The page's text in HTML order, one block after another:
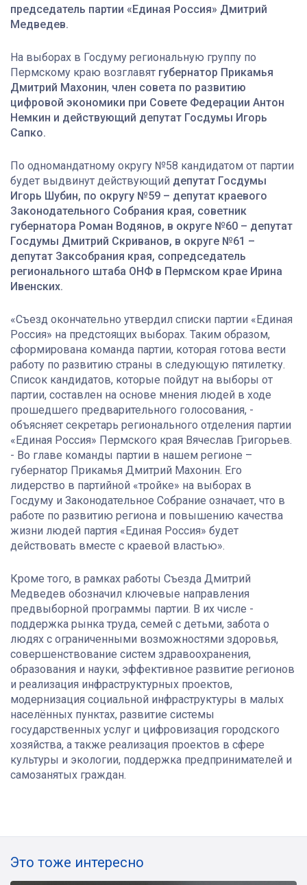
председатель партии «Единая Россия» Дмитрий
Медведев.
На выборах в Госдуму региональную группу по
Пермскому краю возглавят губернатор Прикамья
Дмитрий Махонин, член совета по развитию
цифровой экономики при Совете Федерации Антон
Немкин и действующий депутат Госдумы Игорь
Сапко.
По одномандатному округу №58 кандидатом от партии
будет выдвинут действующий депутат Госдумы
Игорь Шубин, по округу №59 – депутат краевого
Законодательного Собрания края, советник
губернатора Роман Водянов, в округе №60 – депутат
Госдумы Дмитрий Скриванов, в округе №61 –
депутат Заксобрания края, сопредседатель
регионального штаба ОНФ в Пермском крае Ирина
Ивенских.
«Съезд окончательно утвердил списки партии «Единая
Россия» на предстоящих выборах. Таким образом,
сформирована команда партии, которая готова вести
работу по развитию страны в следующую пятилетку.
Список кандидатов, которые пойдут на выборы от
партии, составлен на основе мнения людей в ходе
прошедшего предварительного голосования, -
объясняет секретарь регионального отделения партии
«Единая Россия» Пермского края Вячеслав Григорьев.
- Во главе команды партии в нашем регионе –
губернатор Прикамья Дмитрий Махонин. Его
лидерство в партийной «тройке» на выборах в
Госдуму и Законодательное Собрание означает, что в
работе по развитию региона и повышению качества
жизни людей партия «Единая Россия» будет
действовать вместе с краевой властью».
Кроме того, в рамках работы Съезда Дмитрий
Медведев обозначил ключевые направления
предвыборной программы партии. В их числе -
поддержка рынка труда, семей с детьми, забота о
людях с ограниченными возможностями здоровья,
совершенствование систем здравоохранения,
образования и науки, эффективное развитие регионов
и реализация инфраструктурных проектов,
модернизация социальной инфраструктуры в малых
населённых пунктах, развитие системы
государственных услуг и цифровизация городского
хозяйства, а также реализация проектов в сфере
культуры и экологии, поддержка предпринимателей и
самозанятых граждан.
Это тоже интересно